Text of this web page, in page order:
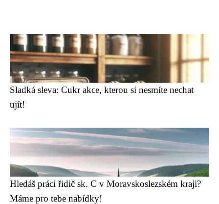
Sladká sleva: Cukr akce, kterou si nesmíte nechat
ujít!
Hledáš práci řidič sk. C v Moravskoslezském kraji?
Máme pro tebe nabídky!